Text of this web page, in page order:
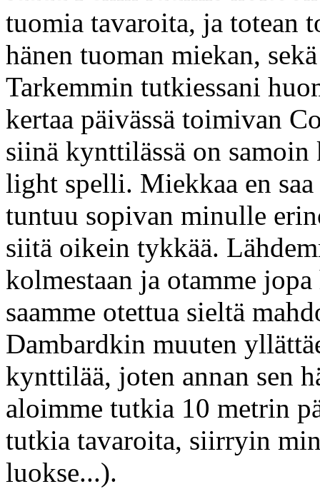
tuomia tavaroita, ja totean
hänen tuoman miekan,
Tarkemmin tutkiessani
kertaa päivässä toimivan
siinä kynttilässä on
light spelli. Miekkaa en
tuntuu sopivan minulle
siitä oikein tykkää.
kolmestaan ja otamme
saamme otettua sieltä
Dambardkin muuten
kynttilää, joten annan sen
aloimme tutkia 10 metrin
tutkia tavaroita, siirryin
luokse...).